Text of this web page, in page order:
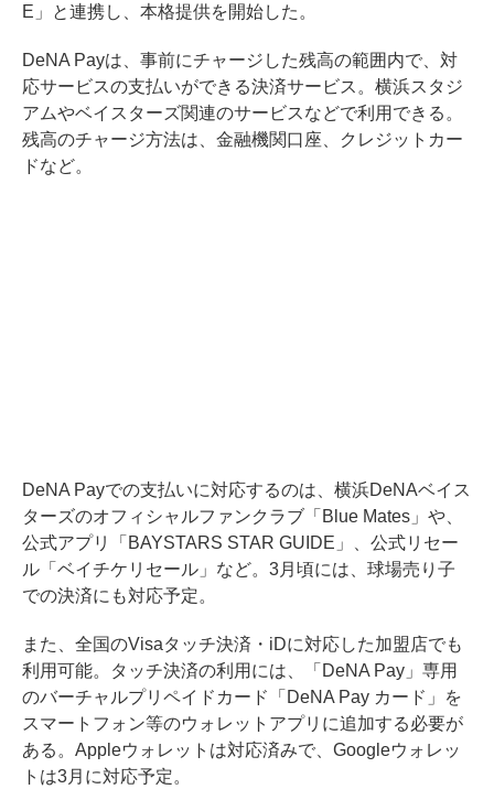
E」と連携し、本格提供を開始した。
DeNA Payは、事前にチャージした残高の範囲内で、対
応サービスの支払いができる決済サービス。横浜スタジ
アムやベイスターズ関連のサービスなどで利用できる。
残高のチャージ方法は、金融機関口座、クレジットカー
ドなど。
DeNA Payでの支払いに対応するのは、横浜DeNAベイス
ターズのオフィシャルファンクラブ「Blue Mates」や、
公式アプリ「BAYSTARS STAR GUIDE」、公式リセー
ル「ベイチケリセール」など。3月頃には、球場売り子
での決済にも対応予定。
また、全国のVisaタッチ決済・iDに対応した加盟店でも
利用可能。タッチ決済の利用には、「DeNA Pay」専用
のバーチャルプリペイドカード「DeNA Pay カード」を
スマートフォン等のウォレットアプリに追加する必要が
ある。Appleウォレットは対応済みで、Googleウォレッ
トは3月に対応予定。